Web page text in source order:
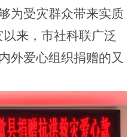
为受灾群众带来实质
来，市社科联广泛
外爱心组织捐赠的又